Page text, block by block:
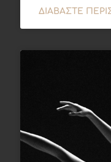
ΔΙΑΒΆΣΤΕ